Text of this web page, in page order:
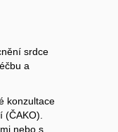
srdce
a
konzultace
nebo s